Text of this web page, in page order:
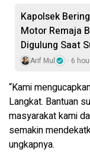
Kapolsek
Motor Remaja
Digulung Saat
Arif Mul 6
“Kami
Langkat. Bantuan
masyarakat kami
semakin
ungkapnya.